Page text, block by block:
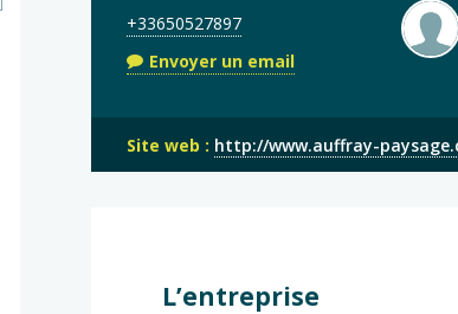
+33650527897
Envoyer un email
Site web : http://www.auffray-
L’entreprise